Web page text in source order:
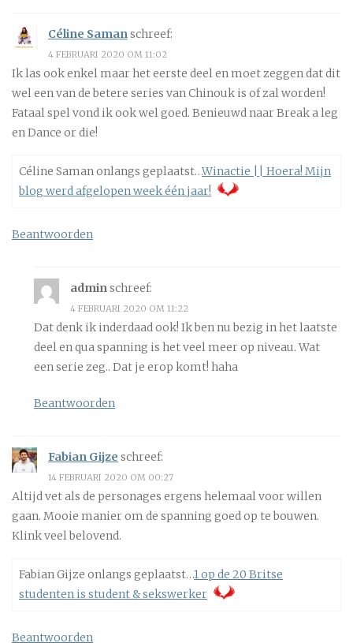
Céline Samanschreef:
4 FEBRUARI 2020 OM 11:02
Ik las ook enkel maar het eerste deel en moet zeggen dat dit
wel een van de betere series van Chinouk is of zal worden!
Fataal spel vond ik ook wel goed. Benieuwd naar Break a leg
en Dance or die!
Céline Saman onlangs geplaatst…Winactie || Hoera! Mijn
blog werd afgelopen week één jaar!
Beantwoorden
adminschreef:
4 FEBRUARI 2020 OM 11:22
Dat denk ik inderdaad ook! Ik ben nu bezig in het laatste
deel en qua spanning is het veel meer op niveau. Wat
een serie zeg.. Dat je erop komt! haha
Beantwoorden
Fabian Gijze schreef:
14 FEBRUARI 2020 OM 00:27
Altijd vet als de personages ergens helemaal voor willen
gaan. Mooie manier om de spanning goed op te bouwen.
Klink veel belovend.
Fabian Gijze onlangs geplaatst…1 op de 20 Britse
studenten is student & sekswerker
Beantwoorden